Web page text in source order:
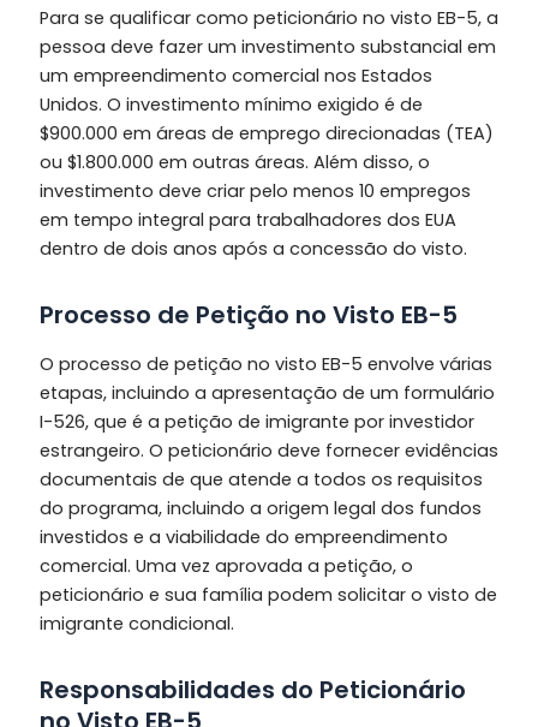
Para se qualificar como peticionário no visto EB-5, a
pessoa deve fazer um investimento substancial em
um empreendimento comercial nos Estados
Unidos. O investimento mínimo exigido é de
$900.000 em áreas de emprego direcionadas (TEA)
ou $1.800.000 em outras áreas. Além disso, o
investimento deve criar pelo menos 10 empregos
em tempo integral para trabalhadores dos EUA
dentro de dois anos após a concessão do visto.
Processo de Petição no Visto EB-5
O processo de petição no visto EB-5 envolve várias
etapas, incluindo a apresentação de um formulário
I-526, que é a petição de imigrante por investidor
estrangeiro. O peticionário deve fornecer evidências
documentais de que atende a todos os requisitos
do programa, incluindo a origem legal dos fundos
investidos e a viabilidade do empreendimento
comercial. Uma vez aprovada a petição, o
peticionário e sua família podem solicitar o visto de
imigrante condicional.
Responsabilidades do Peticionário